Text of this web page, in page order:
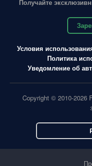
Получайте
Условия
Политика
Уведомление об
Copyright © 2010-2026